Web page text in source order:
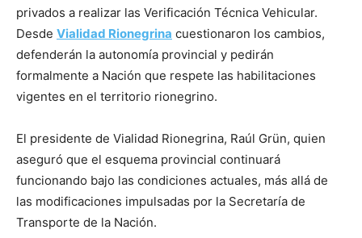
privados a realizar las Verificación Técnica Vehicular.
Desde Vialidad Rionegrina cuestionaron los cambios,
defenderán la autonomía provincial y pedirán
formalmente a Nación que respete las habilitaciones
vigentes en el territorio rionegrino.
El presidente de Vialidad Rionegrina, Raúl Grün, quien
aseguró que el esquema provincial continuará
funcionando bajo las condiciones actuales, más allá de
las modificaciones impulsadas por la Secretaría de
Transporte de la Nación.